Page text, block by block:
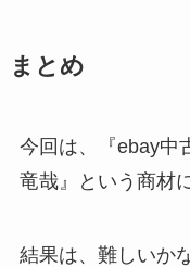
まとめ
今回は、『ebay中
竜哉』という商材
結果は、難しいか